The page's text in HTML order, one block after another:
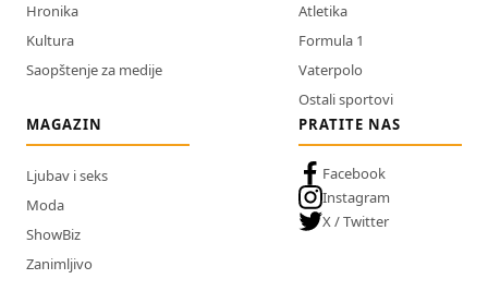
Hronika
Kultura
Saopštenje za medije
Atletika
Formula 1
Vaterpolo
Ostali sportovi
MAGAZIN
Ljubav i seks
Moda
ShowBiz
Zanimljivo
PRATITE NAS
Facebook
Instagram
X / Twitter